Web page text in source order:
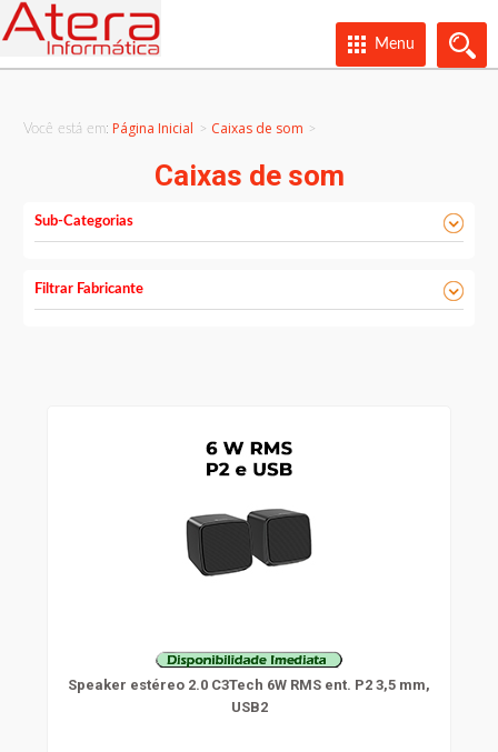
Menu
Você está em: Página Inicial Caixas de som >
Caixas de som
Sub-Categorias
Filtrar Fabricante
Speaker estéreo 2.0 C3Tech 6W RMS ent. P2 3,5 mm,
USB2